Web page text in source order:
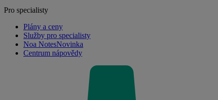
Pro specialisty
Plány a ceny
Služby pro specialisty
Noa NotesNovinka
Centrum nápovědy